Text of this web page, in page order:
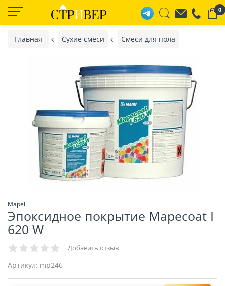
0
Главная Сухие смеси Смеси для пола
Mapei
Эпоксидное покрытие Mapecoat I
620 W
Добавить отзыв
Артикул: mp246